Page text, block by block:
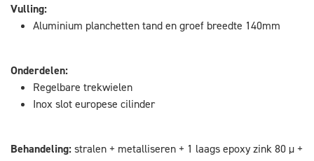
Vulling:
Aluminium planchetten tand en groef breedte 140mm
Onderdelen:
Regelbare trekwielen
Inox slot europese cilinder
Behandeling:stralen + metalliseren + 1 laags epoxy zink 80 µ +